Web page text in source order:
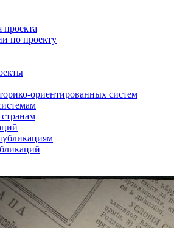
по проекту
ориентированных систем